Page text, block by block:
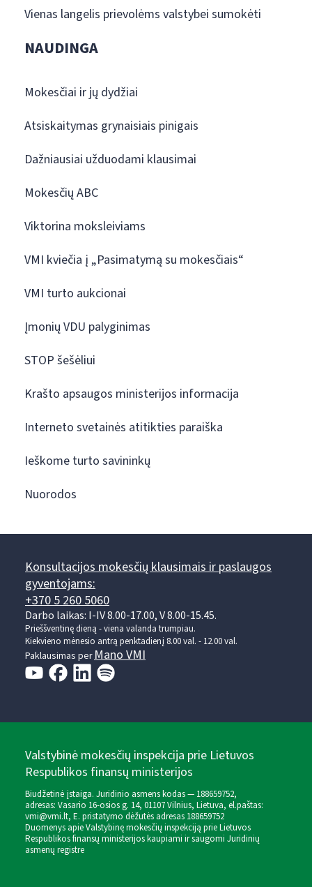
Vienas langelis prievolėms valstybei sumokėti
NAUDINGA
Mokesčiai ir jų dydžiai
Atsiskaitymas grynaisiais pinigais
Dažniausiai užduodami klausimai
Mokesčių ABC
Viktorina moksleiviams
VMI kviečia į „Pasimatymą su mokesčiais“
VMI turto aukcionai
Įmonių VDU palyginimas
STOP šešėliui
Krašto apsaugos ministerijos informacija
Interneto svetainės atitikties paraiška
Ieškome turto savininkų
Nuorodos
Konsultacijos mokesčių klausimais ir paslaugos
gyventojams:
+370 5 260 5060
Darbo laikas: I-IV 8.00-17.00, V 8.00-15.45.
Prieššventinę dieną - viena valanda trumpiau.
Kiekvieno mėnesio antrą penktadienį 8.00 val. - 12.00 val.
Paklausimas perMano VMI
Valstybinė mokesčių inspekcija prie Lietuvos
Respublikos finansų ministerijos
Biudžetinė įstaiga. Juridinio asmens kodas — 188659752,
adresas: Vasario 16-osios g. 14, 01107 Vilnius, Lietuva, el.paštas:
vmi@vmi.lt, E. pristatymo dėžutės adresas 188659752
Duomenys apie Valstybinę mokesčių inspekciją prie Lietuvos
Respublikos finansų ministerijos kaupiami ir saugomi Juridinių
asmenų registre